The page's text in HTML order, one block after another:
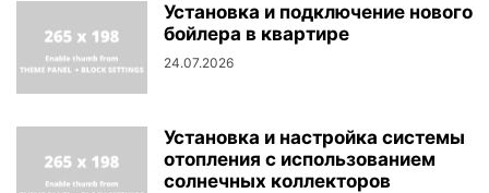
Установка и подключение нового
бойлера в квартире
24.07.2026
Установка и настройка системы
отопления с использованием
солнечных коллекторов